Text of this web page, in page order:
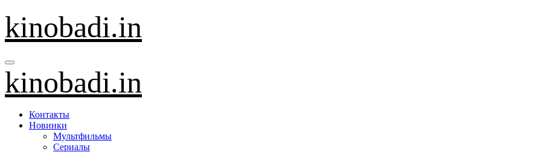
Перейти
содержанию
kinobadi.in
kinobadi.in
Контакты
Новинки
Мультфильмы
Сериалы